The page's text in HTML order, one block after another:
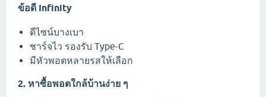
ข้อดี Infinity
ดีไซน์บางเบา
ชาร์จไว รองรับ Type-C
มีหัวพอตหลายรสให้เลือก
2. หาซื้อพอตใกล้บ้านง่าย ๆ